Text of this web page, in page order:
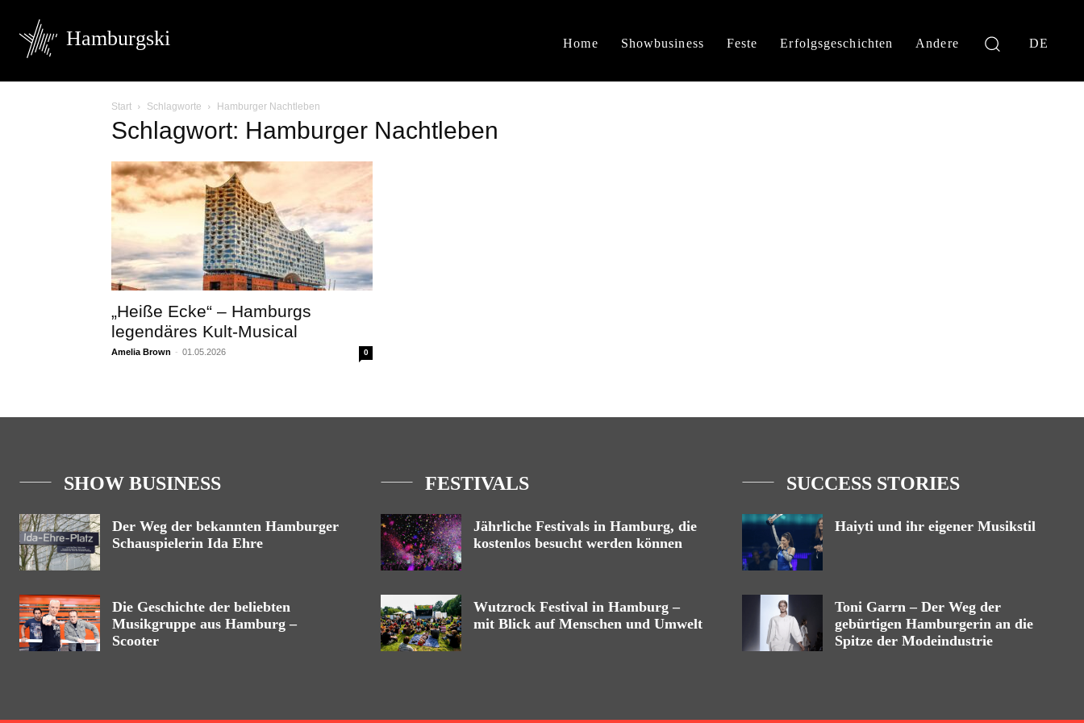
Hamburgski Home Showbusiness Feste Erfolgsgeschichten Andere DE
Start Schlagworte Hamburger Nachtleben
Schlagwort: Hamburger Nachtleben
„Heiße Ecke“ – Hamburgs
legendäres Kult-Musical
Amelia Brown - 01.05.2026 0
SHOW BUSINESS
Der Weg der bekannten Hamburger
Schauspielerin Ida Ehre
Die Geschichte der beliebten
Musikgruppe aus Hamburg –
Scooter
FESTIVALS
Jährliche Festivals in Hamburg, die
kostenlos besucht werden können
Wutzrock Festival in Hamburg –
mit Blick auf Menschen und Umwelt
SUCCESS STORIES
Haiyti und ihr eigener Musikstil
Toni Garrn – Der Weg der
gebürtigen Hamburgerin an die
Spitze der Modeindustrie